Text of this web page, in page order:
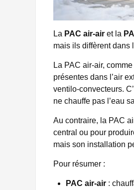
La PAC air-air et la
mais ils diffèrent dans
La PAC air-air,
présentes dans l’air
ventilo-convecteurs.
ne chauffe pas l’eau
Au contraire, la PAC
central ou pour
mais son installation
Pour résumer :
PAC air-air :